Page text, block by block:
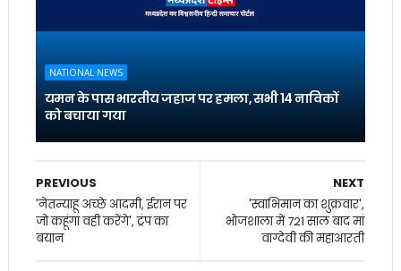
NATIONAL NEWS
यमन के पास भारतीय जहाज पर हमला, सभी 14 नाविकों
को बचाया गया
NEXT
'स्वाभिमान का शुक्रवार',
भोजशाला में 721 साल बाद मां
वाग्देवी की महाआरती
PREVIOUS
'नेतन्याहू अच्छे आदमी, ईरान पर
जो कहूंगा वही करेंगे', ट्रंप का
बयान